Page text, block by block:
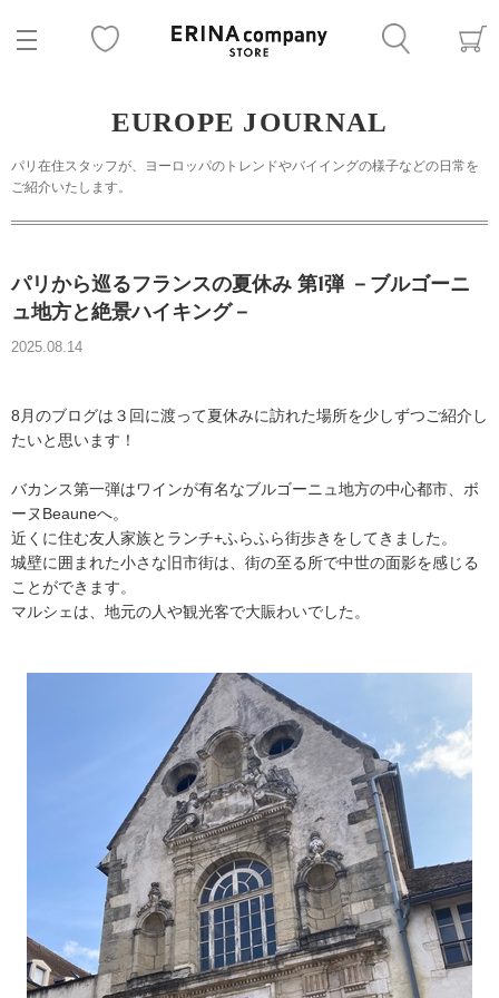
EUROPE JOURNAL
パリ在住スタッフが、ヨーロッパのトレンドやバイイングの様子などの日常を
ご紹介いたします。
パリから巡るフランスの夏休み 第1弾 －ブルゴーニ
ュ地方と絶景ハイキング－
2025.08.14
8月のブログは３回に渡って夏休みに訪れた場所を少しずつご紹介し
たいと思います！
バカンス第一弾はワインが有名なブルゴーニュ地方の中心都市、ボ
ーヌBeauneへ。
近くに住む友人家族とランチ+ふらふら街歩きをしてきました。
城壁に囲まれた小さな旧市街は、街の至る所で中世の面影を感じる
ことができます。
マルシェは、地元の人や観光客で大賑わいでした。